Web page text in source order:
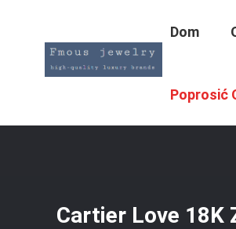
Dom
Poprosić
Cartier Love 18K